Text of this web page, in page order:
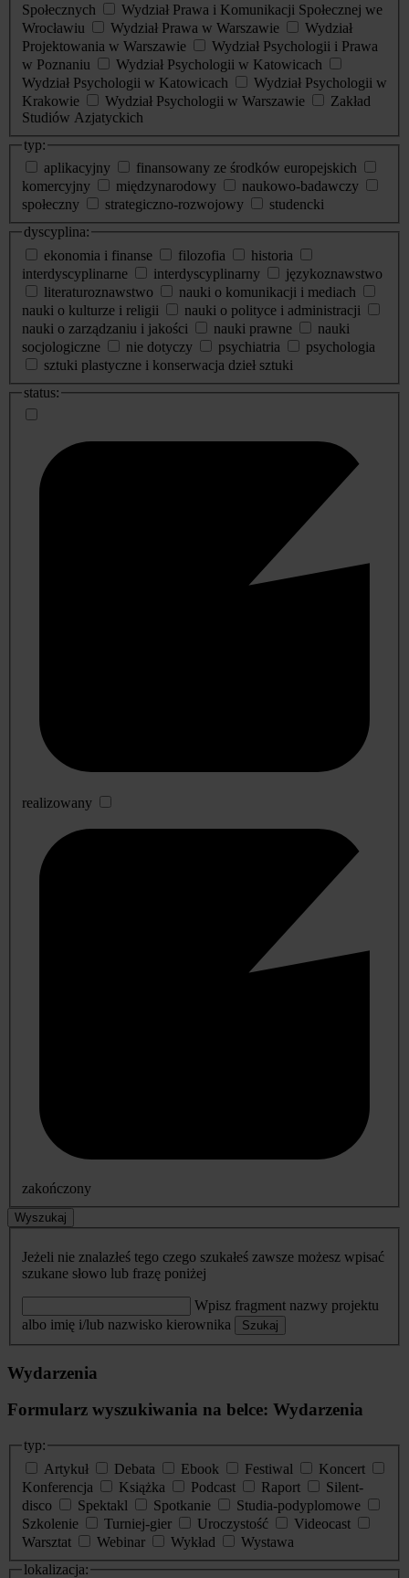
Społecznych
Wydział Prawa i Komunikacji Społecznej we
Wrocławiu
Wydział Prawa w Warszawie
Wydział
Projektowania w Warszawie
Wydział Psychologii i Prawa
w Poznaniu
Wydział Psychologii w Katowicach
Wydział Psychologii w Katowicach
Wydział Psychologii w
Krakowie
Wydział Psychologii w Warszawie
Zakład
Studiów Azjatyckich
typ:
aplikacyjny
finansowany ze środków europejskich
komercyjny
międzynarodowy
naukowo-badawczy
społeczny
strategiczno-rozwojowy
studencki
dyscyplina:
ekonomia i finanse
filozofia
historia
interdyscyplinarne
interdyscyplinarny
językoznawstwo
literaturoznawstwo
nauki o komunikacji i mediach
nauki o kulturze i religii
nauki o polityce i administracji
nauki o zarządzaniu i jakości
nauki prawne
nauki
socjologiczne
nie dotyczy psychiatria
psychologia
sztuki plastyczne i konserwacja dzieł sztuki
status:
realizowany
zakończony
Wyszukaj
Jeżeli nie znalazłeś tego czego szukałeś zawsze możesz wpisać
szukane słowo lub frazę poniżej
Wpisz fragment nazwy projektu
albo imię i/lub nazwisko kierownika
Szukaj
Wydarzenia
Formularz wyszukiwania na belce: Wydarzenia
typ:
Artykuł
Debata Ebook Festiwal
Koncert
Konferencja
Książka Podcast Raport
Silent-
disco
Spektakl Spotkanie
Studia-podyplomowe
Szkolenie
Turniej-gier Uroczystość
Videocast
Warsztat
Webinar Wykład
Wystawa
lokalizacja: